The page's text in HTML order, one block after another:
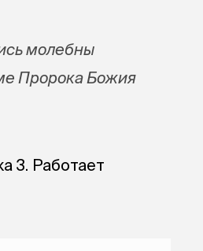
молебны
Пророка Божия
3. Работает